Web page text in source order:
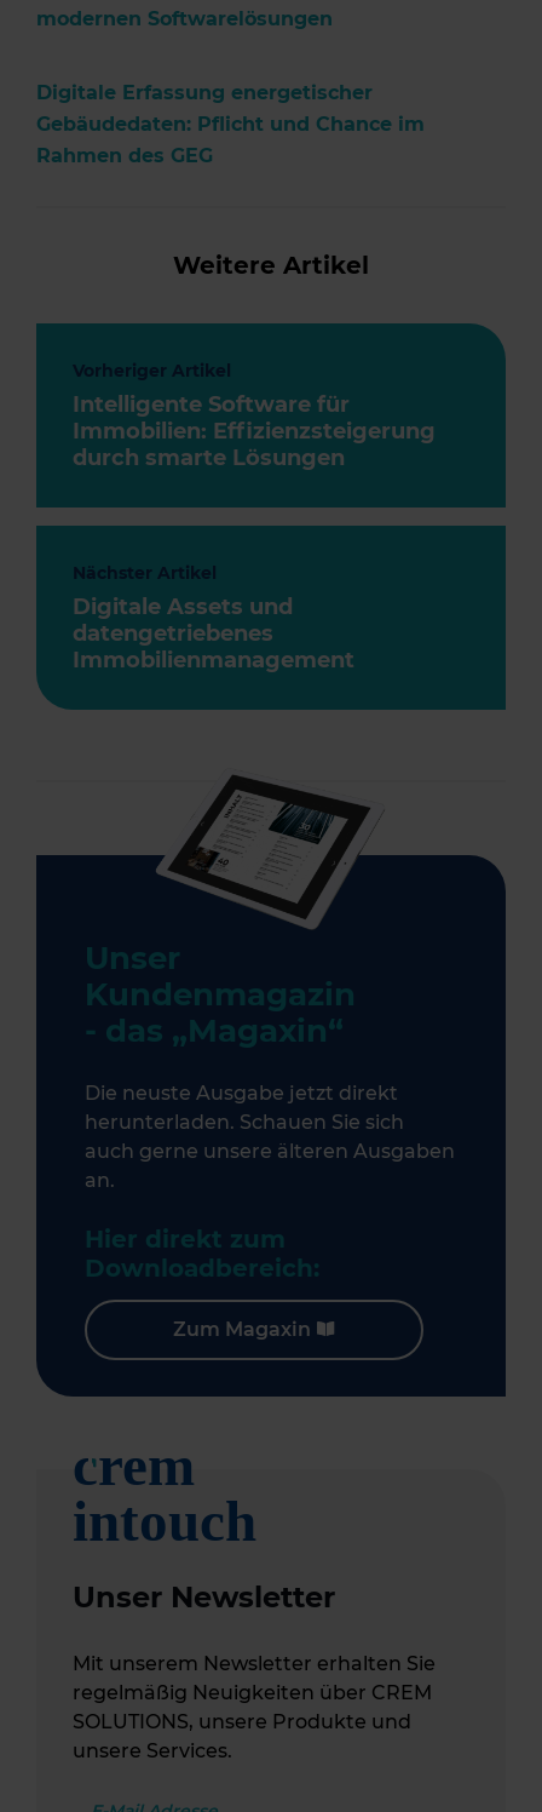
modernen Softwarelösungen
Digitale Erfassung energetischer
Gebäudedaten: Pflicht und Chance im
Rahmen des GEG
Weitere Artikel
Vorheriger Artikel
Intelligente Software für
Immobilien: Effizienzsteigerung
durch smarte Lösungen
Nächster Artikel
Digitale Assets und
datengetriebenes
Immobilienmanagement
Unser
Kundenmagazin
- das „Magaxin“
Die neuste Ausgabe jetzt direkt
herunterladen. Schauen Sie sich
auch gerne unsere älteren Ausgaben
an.
Hier direkt zum
Downloadbereich:
Zum Magaxin
Unser Newsletter
Mit unserem Newsletter erhalten Sie
regelmäßig Neuigkeiten über CREM
SOLUTIONS, unsere Produkte und
unsere Services.